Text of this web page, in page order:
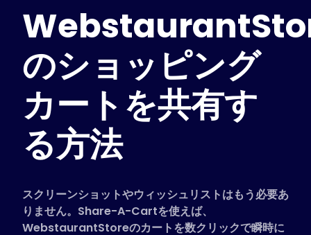
ソリューション
消費者向け
企業向け
Plus+を入手
対応ストア
よくある質問
ハウツーガイド
のショッピング
カートを共有す
る方法
スクリーンショットやウィッシュリストはもう必要あ
りません。Share-A-Cartを使えば、
WebstaurantStoreのカートを数クリックで瞬時に